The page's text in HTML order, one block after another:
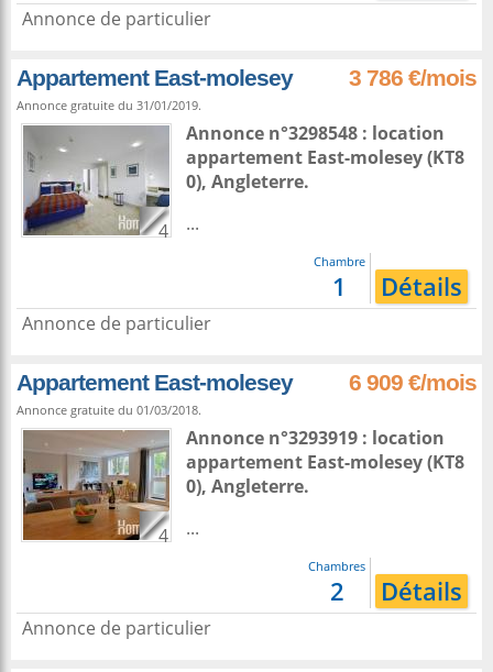
Annonce de particulier
Appartement East-molesey 3 786 €/mois
Annonce gratuite du 31/01/2019.
4
Annonce n°3298548 : location
appartement East-molesey(KT8
0), Angleterre.
...
Chambre
1 Détails
Annonce de particulier
Appartement East-molesey 6 909 €/mois
Annonce gratuite du 01/03/2018.
4
Annonce n°3293919 : location
appartement East-molesey(KT8
0), Angleterre.
...
Chambres
2 Détails
Annonce de particulier